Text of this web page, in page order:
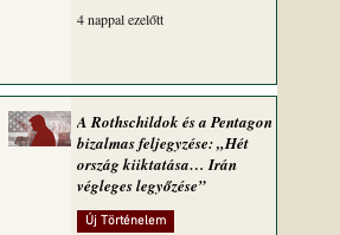
4 nappal ezelőtt
A Rothschildok és a Pentagon
bizalmas feljegyzése: „Hét
ország kiiktatása… Irán
végleges legyőzése”
Új Történelem